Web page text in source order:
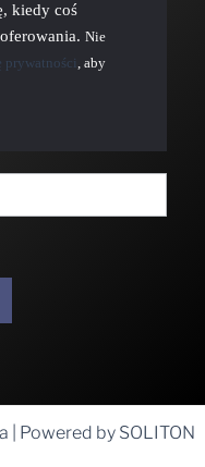
kiedy coś
Nie
prywatności, aby
Powered by SOLITON